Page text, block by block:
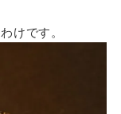
けです。